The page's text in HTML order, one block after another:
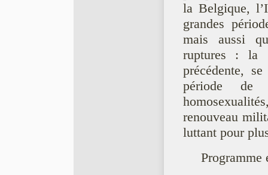
la Belgique,
grandes
mais aussi
ruptures : la
précédente,
période de
renouveau
luttant pour
Programme